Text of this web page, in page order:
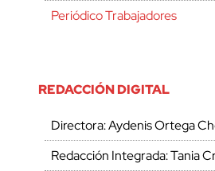
Periódico Trabajadores
REDACCIÓN DIGITAL
Directora: Aydenis Ortega
Redacción Integrada: Tania